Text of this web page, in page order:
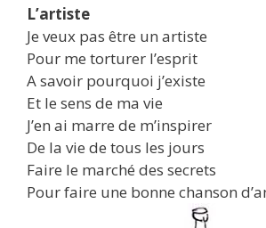
L’artiste
Je veux pas être un artiste
Pour me torturer l’esprit
A savoir pourquoi j’existe
Et le sens de ma vie
J’en ai marre de m’inspirer
De la vie de tous les jours
Faire le marché des secrets
Pour faire une bonne chanson